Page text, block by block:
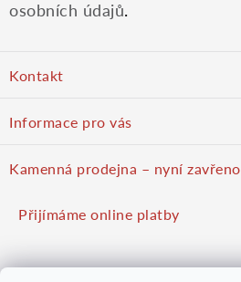
osobních údajů.
p
t
Kontakt
Informace pro vás
Hodnocení obchodu
Kontakt
Kamenná prodejna – nyní zavřeno
Mapy.comGoogle mapy
Přijímáme online platby